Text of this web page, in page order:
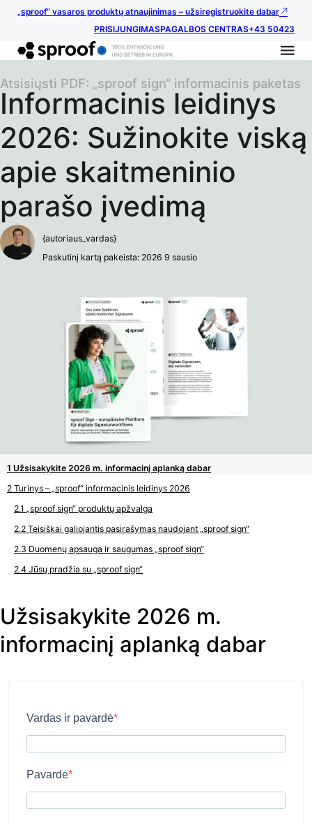
„sproof“ vasaros produktų atnaujinimas – užsiregistruokite dabar
PRISIJUNGIMASPAGALBOS CENTRAS+43 50423
Informacinis leidinys
2026: Sužinokite viską
apie skaitmeninio
parašo įvedimą
Atsisiųsti PDF: „sproof sign“ informacinis paketas
{autoriaus_vardas}
Paskutinį kartą pakeista: 2026 9 sausio
Užsisakykite 2026 m. informacinį aplanką dabar
Turinys – „sproof“ informacinis leidinys 2026
„sproof sign“ produktų apžvalga
Teisiškai galiojantis pasirašymas naudojant „sproof sign“
Duomenų apsauga ir saugumas „sproof sign“
Jūsų pradžia su „sproof sign“
Užsisakykite 2026 m.
informacinį aplanką dabar
Vardas ir pavardė
Pavardė